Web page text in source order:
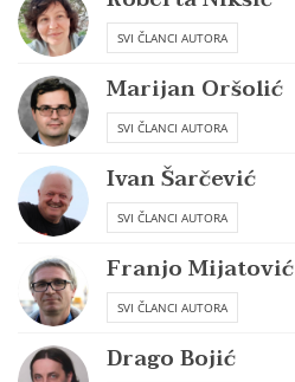
SVI ČLANCI AUTORA
Marijan Oršolić
SVI ČLANCI AUTORA
Ivan Šarčević
SVI ČLANCI AUTORA
Franjo Mijatović
SVI ČLANCI AUTORA
Drago Bojić